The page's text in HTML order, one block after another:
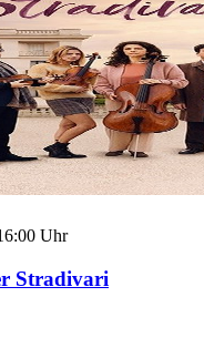
Uhr
Stradivari